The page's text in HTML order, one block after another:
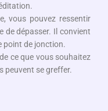
vous pouvez ressentir
de dépasser. Il convient
point de jonction.
ce que vous souhaitez
peuvent se greffer.